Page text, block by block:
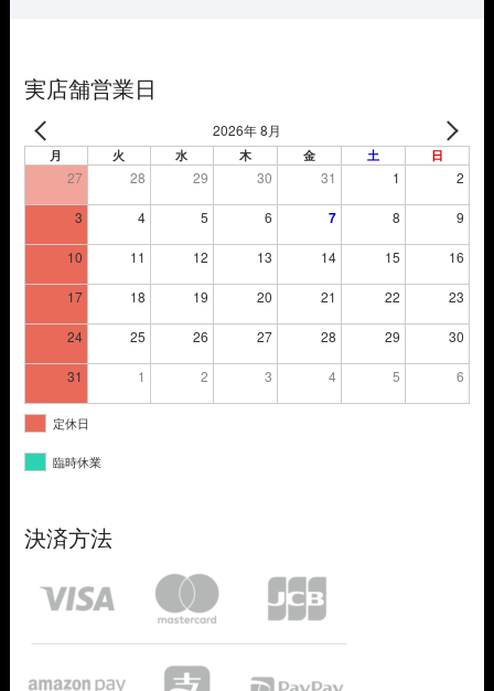
実店舗営業日
2026年 8月
月 火 水 木 金 土 日
27 28 29 30 31 1 2
3 4 5 6 7 8 9
10 11 12 13 14 15 16
17 18 19 20 21 22 23
24 25 26 27 28 29 30
31 1 2 3 4 5 6
定休日
臨時休業
決済方法